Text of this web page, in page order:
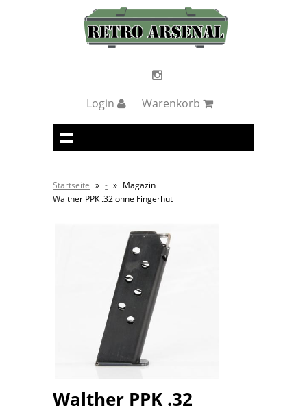
Login Warenkorb
Startseite » - » Magazin
Walther PPK .32 ohne Fingerhut
Walther PPK .32